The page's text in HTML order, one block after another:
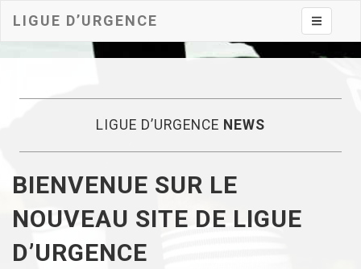
LIGUE D’URGENCE Toggle
LIGUE D’URGENCE NEWS
BIENVENUE SUR LE
NOUVEAU SITE DE LIGUE
D’URGENCE